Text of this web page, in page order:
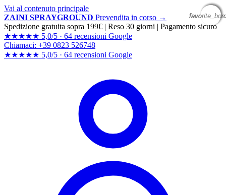
Vai al contenuto principale
ZAINI SPRAYGROUND Prevendita in corso →
Spedizione gratuita sopra 199€ | Reso 30 giorni | Pagamento sicuro
★★★★★ 5,0/5 · 64 recensioni Google
Chiamaci: +39 0823 526748
★★★★★ 5,0/5 · 64 recensioni Google